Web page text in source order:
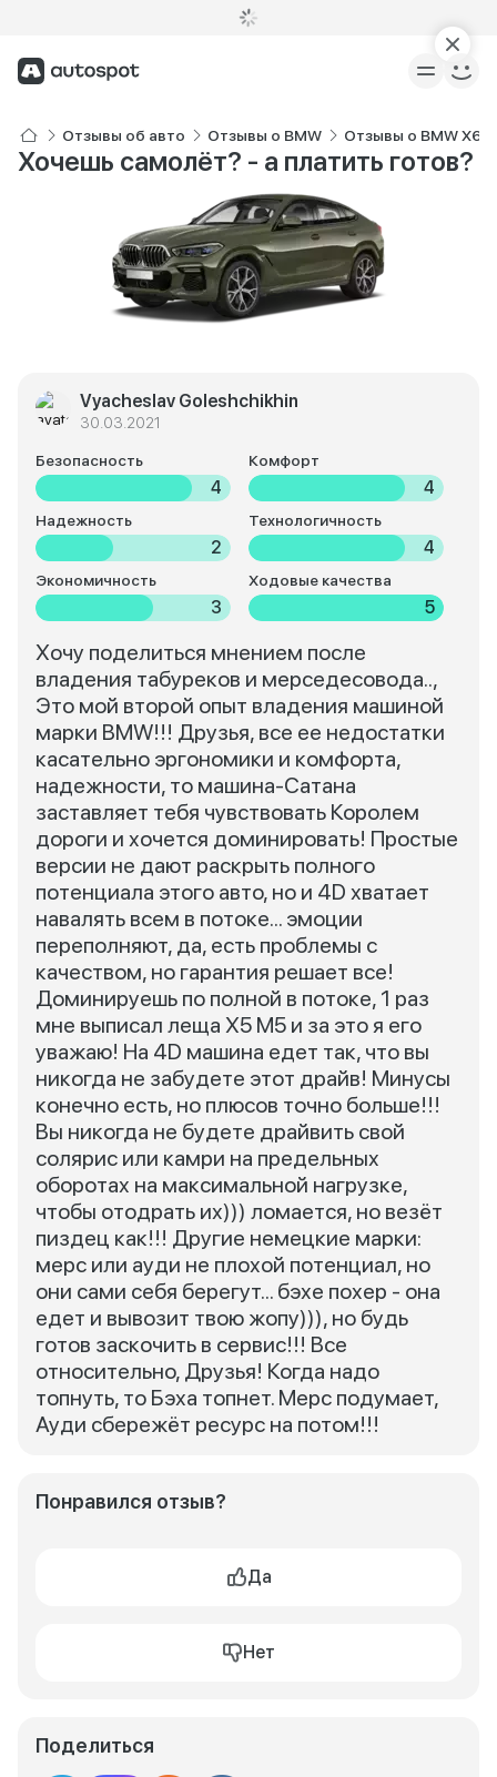
Отзывы об авто Отзывы о BMW Отзывы о BMW X6
Хочешь самолёт? - а платить готов?
Vyacheslav Goleshchikhin
30.03.2021
Безопасность
4
Комфорт
4
Надежность
2
Технологичность
4
Экономичность
3
Ходовые качества
5
Хочу поделиться мнением после
владения табуреков и мерседесовода..,
Это мой второй опыт владения машиной
марки BMW!!! Друзья, все ее недостатки
касательно эргономики и комфорта,
надежности, то машина-Сатана
заставляет тебя чувствовать Королем
дороги и хочется доминировать! Простые
версии не дают раскрыть полного
потенциала этого авто, но и 4D хватает
навалять всем в потоке... эмоции
переполняют, да, есть проблемы с
качеством, но гарантия решает все!
Доминируешь по полной в потоке, 1 раз
мне выписал леща Х5 М5 и за это я его
уважаю! На 4D машина едет так, что вы
никогда не забудете этот драйв! Минусы
конечно есть, но плюсов точно больше!!!
Вы никогда не будете драйвить свой
солярис или камри на предельных
оборотах на максимальной нагрузке,
чтобы отодрать их))) ломается, но везёт
пиздец как!!! Другие немецкие марки:
мерс или ауди не плохой потенциал, но
они сами себя берегут... бэхе похер - она
едет и вывозит твою жопу))), но будь
готов заскочить в сервис!!! Все
относительно, Друзья! Когда надо
топнуть, то Бэха топнет. Мерс подумает,
Ауди сбережёт ресурс на потом!!!
Понравился отзыв?
Да
Нет
Поделиться